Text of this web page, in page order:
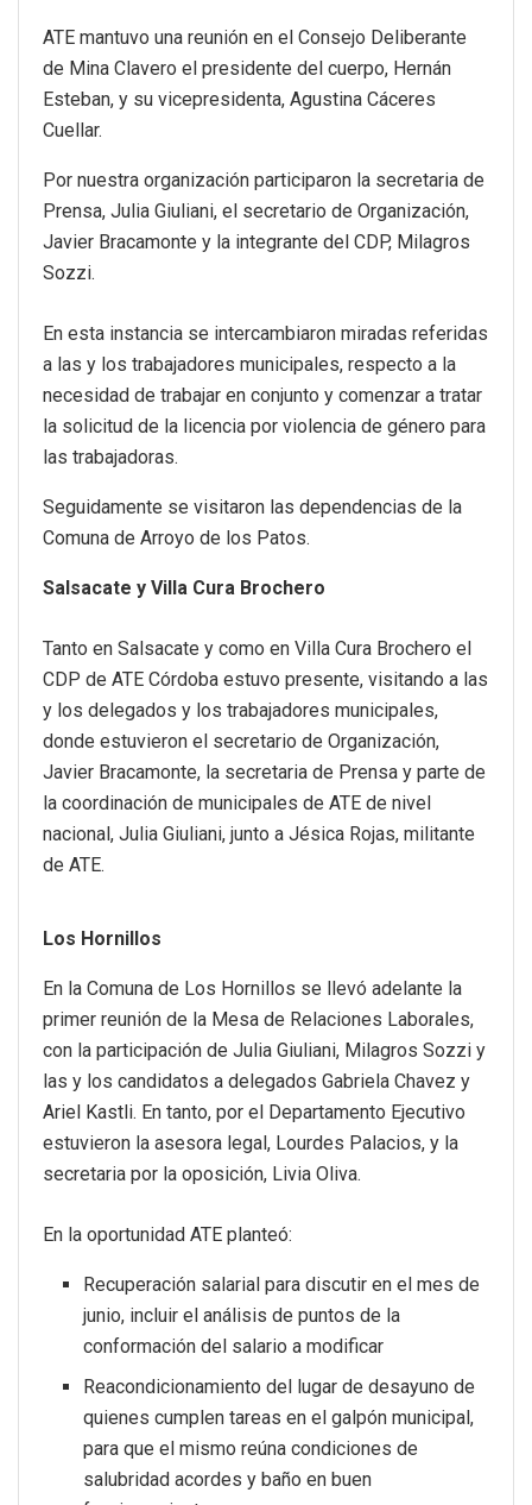
ATE mantuvo una reunión en el Consejo Deliberante
de Mina Clavero el presidente del cuerpo, Hernán
Esteban, y su vicepresidenta, Agustina Cáceres
Cuellar.
Por nuestra organización participaron la secretaria de
Prensa, Julia Giuliani, el secretario de Organización,
Javier Bracamonte y la integrante del CDP, Milagros
Sozzi.
En esta instancia se intercambiaron miradas referidas
a las y los trabajadores municipales, respecto a la
necesidad de trabajar en conjunto y comenzar a tratar
la solicitud de la licencia por violencia de género para
las trabajadoras.
Seguidamente se visitaron las dependencias de la
Comuna de Arroyo de los Patos.
Salsacate y Villa Cura Brochero
Tanto en Salsacate y como en Villa Cura Brochero el
CDP de ATE Córdoba estuvo presente, visitando a las
y los delegados y los trabajadores municipales,
donde estuvieron el secretario de Organización,
Javier Bracamonte, la secretaria de Prensa y parte de
la coordinación de municipales de ATE de nivel
nacional, Julia Giuliani, junto a Jésica Rojas, militante
de ATE.
Los Hornillos
En la Comuna de Los Hornillos se llevó adelante la
primer reunión de la Mesa de Relaciones Laborales,
con la participación de Julia Giuliani, Milagros Sozzi y
las y los candidatos a delegados Gabriela Chavez y
Ariel Kastli. En tanto, por el Departamento Ejecutivo
estuvieron la asesora legal, Lourdes Palacios, y la
secretaria por la oposición, Livia Oliva.
En la oportunidad ATE planteó:
Recuperación salarial para discutir en el mes de
junio, incluir el análisis de puntos de la
conformación del salario a modificar
Reacondicionamiento del lugar de desayuno de
quienes cumplen tareas en el galpón municipal,
para que el mismo reúna condiciones de
salubridad acordes y baño en buen